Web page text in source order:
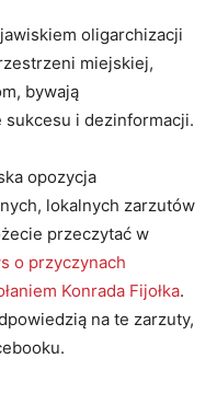
oligarchizacji
miejskiej,
bywają
i dezinformacji.
opozycja
lokalnych zarzutów
przeczytać w
o przyczynach
Konrada Fijołka.
na te zarzuty,